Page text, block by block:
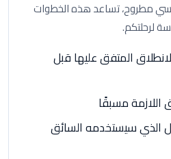
مطروح، تساعد هذه الخطوات
لرحلتكم.
المتفق عليها قبل
اللازمة مسبقًا
الذي سيستخدمه السائق